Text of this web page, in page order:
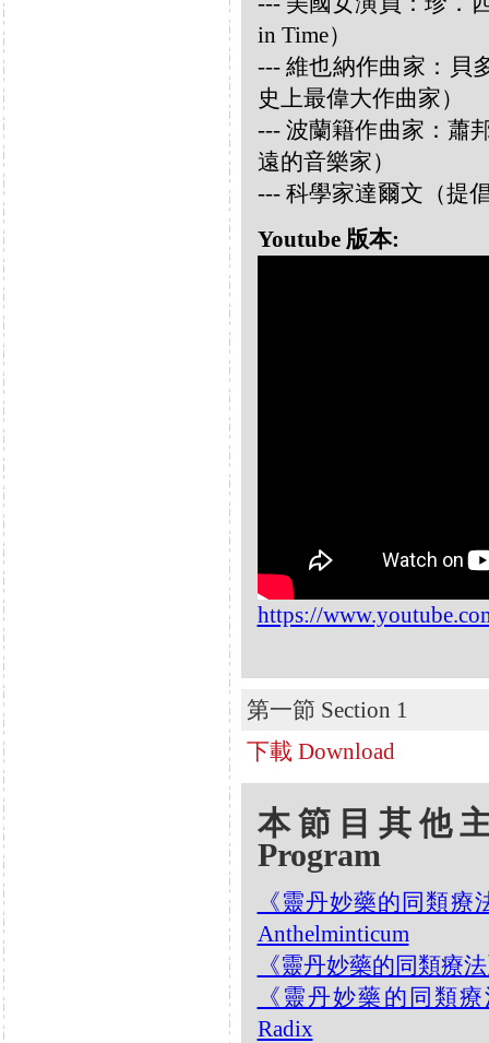
in Time）
--- 維也納作曲家：貝
史上最偉大作曲家）
--- 波蘭籍作曲家：蕭
遠的音樂家）
--- 科學家達爾文（提
Youtube 版本:
https://
第一節 Section 1
下載 Download
本節目其他
Program
《靈丹妙藥的同類療
Anthelminticum
《靈丹妙藥的同類療
《靈丹妙藥的同類
Radix